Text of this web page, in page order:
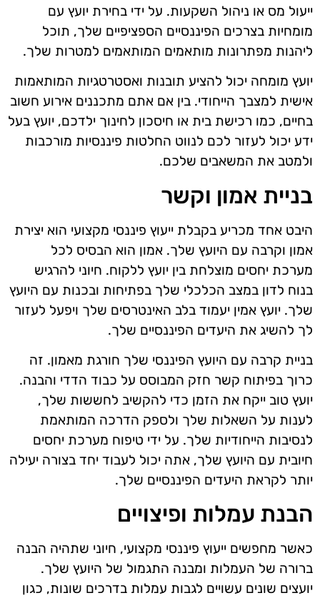
ייעול מס או ניהול השקעות. על ידי בחירת יועץ עם
מומחיות בצרכים הפיננסיים הספציפיים שלך, תוכל
ליהנות מפתרונות מותאמים המותאמים למטרות שלך.
יועץ מומחה יכול להציע תובנות ואסטרטגיות המותאמות
אישית למצבך הייחודי. בין אם אתם מתכננים אירוע חשוב
בחיים, כמו רכישת בית או חיסכון לחינוך ילדכם, יועץ בעל
ידע יכול לעזור לכם לנווט החלטות פיננסיות מורכבות
ולמטב את המשאבים שלכם.
בניית אמון וקשר
היבט אחד מכריע בקבלת ייעוץ פיננסי מקצועי הוא יצירת
אמון וקרבה עם היועץ שלך. אמון הוא הבסיס לכל
מערכת יחסים מוצלחת בין יועץ ללקוח. חיוני להרגיש
בנוח לדון במצב הכלכלי שלך בפתיחות ובכנות עם היועץ
שלך. יועץ אמין יעמוד בלב האינטרסים שלך ויפעל לעזור
לך להשיג את היעדים הפיננסיים שלך.
בניית קרבה עם היועץ הפיננסי שלך חורגת מאמון. זה
כרוך בפיתוח קשר חזק המבוסס על כבוד הדדי והבנה.
יועץ טוב ייקח את הזמן כדי להקשיב לחששות שלך,
לענות על השאלות שלך ולספק הדרכה המותאמת
לנסיבות הייחודיות שלך. על ידי טיפוח מערכת יחסים
חיובית עם היועץ שלך, אתה יכול לעבוד יחד בצורה יעילה
יותר לקראת היעדים הפיננסיים שלך.
הבנת עמלות ופיצויים
כאשר מחפשים ייעוץ פיננסי מקצועי, חיוני שתהיה הבנה
ברורה של העמלות ומבנה התגמול של היועץ שלך.
יועצים שונים עשויים לגבות עמלות בדרכים שונות, כגון